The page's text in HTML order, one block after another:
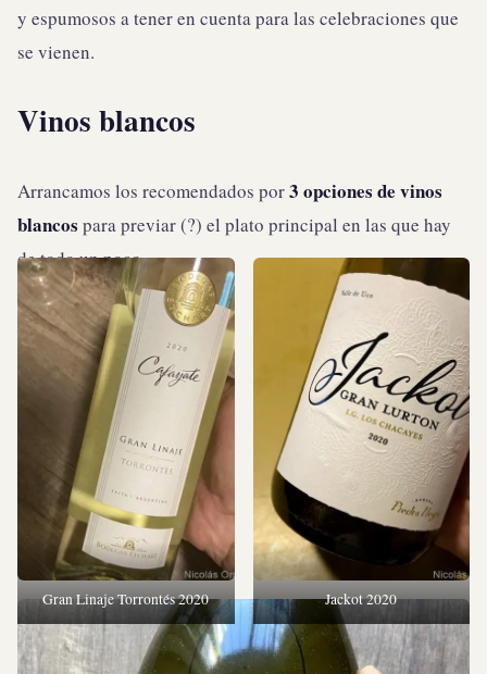
y espumosos a tener en cuenta para las celebraciones que
se vienen.
Vinos blancos
Arrancamos los recomendados por3 opciones de vinos
blancos para previar (?) el plato principal en las que hay
de todo un poco.
Gran Linaje Torrontés 2020 Jackot 2020